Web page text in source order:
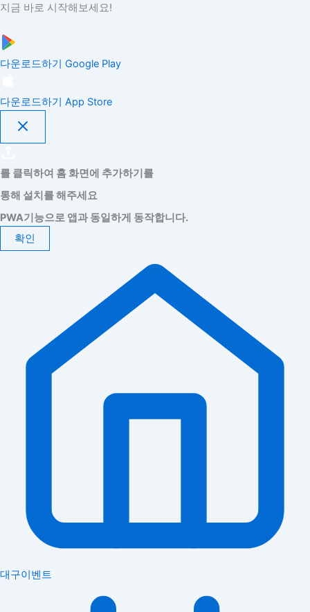
지금 바로 시작해보세요!
다운로드하기 Google Play
다운로드하기 App Store
를 클릭하여 홈 화면에 추가하기를
통해 설치를 해주세요
PWA기능으로 앱과 동일하게 동작합니다.
확인
대구이벤트